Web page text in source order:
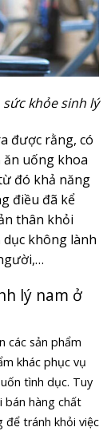
khỏe sinh lý
được rằng, có
ăn uống khoa
đó khả năng
điều đã kể
thân khỏi
không lành
lý nam ở
các sản phẩm
khác phục vụ
tình dục. Tuy
bán hàng chất
tránh khỏi việc